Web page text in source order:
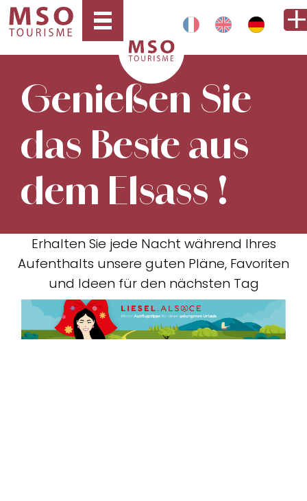
Genießen Sie
das Beste aus
dem Elsass !
Erhalten Sie jede Nacht während Ihres
Aufenthalts unsere guten Pläne, Favoriten
und Ideen für den nächsten Tag